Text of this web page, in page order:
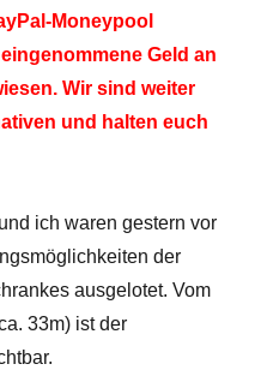
Moneypool
Geld an
Wir sind weiter
und halten euch
ich waren gestern vor
der
ausgelotet. Vom
33m) ist der